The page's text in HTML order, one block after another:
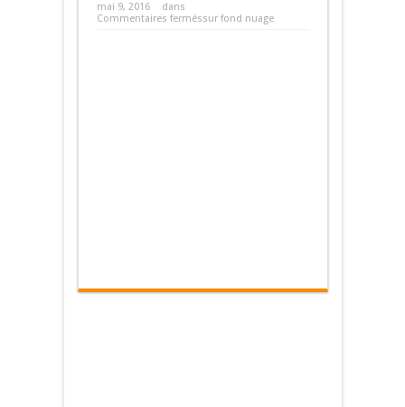
mai 9, 2016
dans
Commentaires ferméssur fond nuage